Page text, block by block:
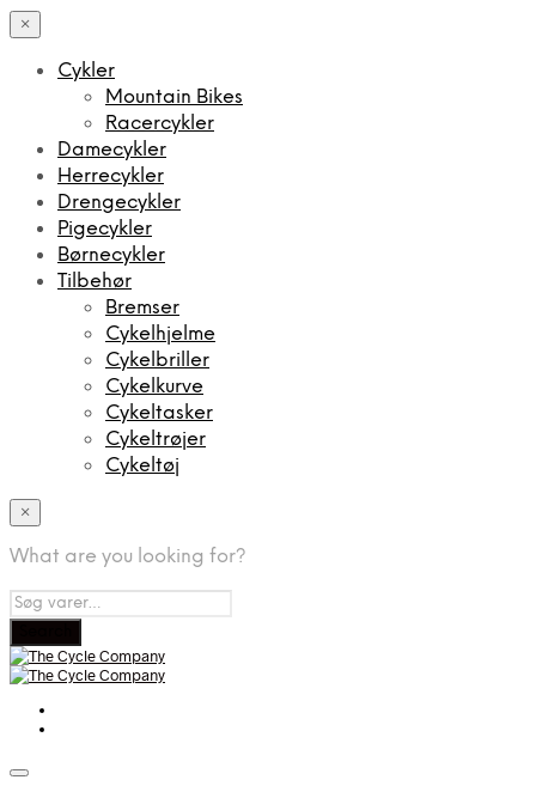
×
Cykler
Mountain Bikes
Racercykler
Damecykler
Herrecykler
Drengecykler
Pigecykler
Børnecykler
Tilbehør
Bremser
Cykelhjelme
Cykelbriller
Cykelkurve
Cykeltasker
Cykeltrøjer
Cykeltøj
×
What are you looking for?